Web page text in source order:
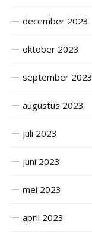
december 2023
oktober 2023
september 2023
augustus 2023
juli 2023
juni 2023
mei 2023
april 2023